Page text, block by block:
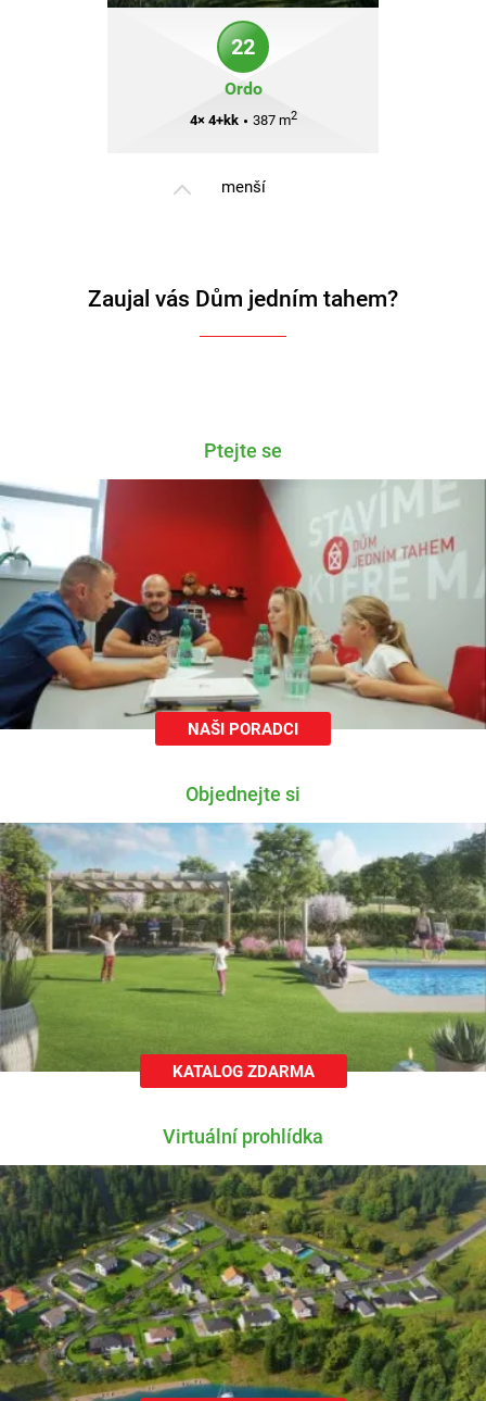
22
Ordo
4× 4+kk • 387 m2
menší
Zaujal vás Dům jedním tahem?
Ptejte se
NAŠI PORADCI
Objednejte si
KATALOG ZDARMA
Virtuální prohlídka